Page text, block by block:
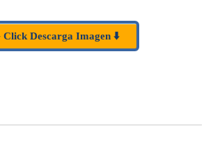
Click Descarga Imagen ⬇️